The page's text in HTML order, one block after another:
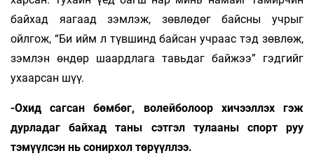
байхад яагаад зэмлэж, зөвлөдөг байсны учрыг
ойлгож, “Би ийм л түвшинд байсан учраас тэд зөвлөж,
зэмлэн өндөр шаардлага тавьдаг байжээ” гэдгийг
ухаарсан шүү.
-Охид сагсан бөмбөг, волейболоор хичээл­лэх гэж
дурладаг байхад таны сэтгэл ту­лааны спорт руу
тэмүүлсэн нь сонирхол төрүүллээ.